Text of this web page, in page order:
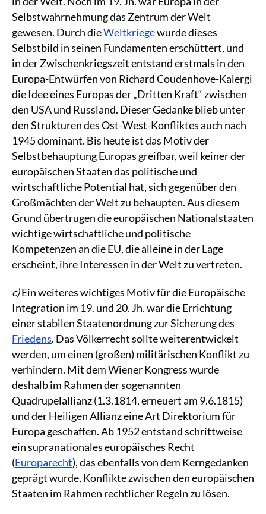
Selbstwahrnehmung das Zentrum der Welt
gewesen. Durch dieWeltkriegewurde dieses
Selbstbild in seinen Fundamenten erschüttert, und
in der Zwischenkriegszeit entstand erstmals in den
Europa-Entwürfen von Richard Coudenhove-Kalergi
die Idee eines Europas der „Dritten Kraft“ zwischen
den USA und Russland. Dieser Gedanke blieb unter
den Strukturen des Ost-West-Konfliktes auch nach
1945 dominant. Bis heute ist das Motiv der
Selbstbehauptung Europas greifbar, weil keiner der
europäischen Staaten das politische und
wirtschaftliche Potential hat, sich gegenüber den
Großmächten der Welt zu behaupten. Aus diesem
Grund übertrugen die europäischen Nationalstaaten
wichtige wirtschaftliche und politische
Kompetenzen an die EU, die alleine in der Lage
erscheint, ihre Interessen in der Welt zu vertreten.
c)Ein weiteres wichtiges Motiv für die Europäische
Integration im 19. und 20. Jh. war die Errichtung
einer stabilen Staatenordnung zur Sicherung des
Friedens. Das Völkerrecht sollte weiterentwickelt
werden, um einen (großen) militärischen Konflikt zu
verhindern. Mit dem Wiener Kongress wurde
deshalb im Rahmen der sogenannten
Quadrupelallianz (1.3.1814, erneuert am 9.6.1815)
und der Heiligen Allianz eine Art Direktorium für
Europa geschaffen. Ab 1952 entstand schrittweise
ein supranationales europäisches Recht
(Europarecht), das ebenfalls von dem Kerngedanken
geprägt wurde, Konflikte zwischen den europäischen
Staaten im Rahmen rechtlicher Regeln zu lösen.